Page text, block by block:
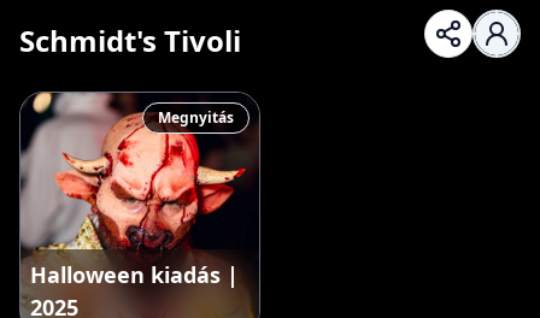
Schmidt's Tivoli
Halloween kiadás |
2025
Megnyitás